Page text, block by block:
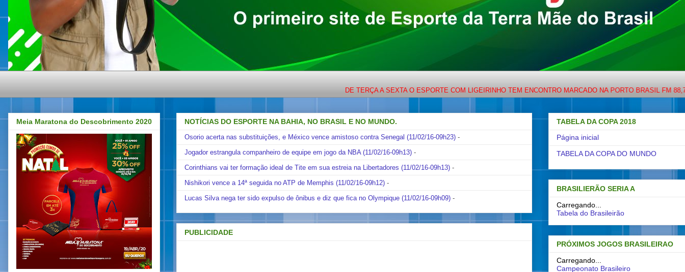
DE TERÇA A SEXTA O ESPORTE COM LIGEIRINHO TEM ENCONTRO MARCADO NA PORTO BRASIL FM 88,7 OU NO
NOTÍCIAS DO ESPORTE NA BAHIA, NO BRASIL E NO MUNDO.
Osorio acerta nas substituições, e México vence amistoso contra Senegal (11/02/16-09h23) -
Jogador estrangula companheiro de equipe em jogo da NBA (11/02/16-09h13) -
Corinthians vai ter formação ideal de Tite em sua estreia na Libertadores (11/02/16-09h13) -
Nishikori vence a 14ª seguida no ATP de Memphis (11/02/16-09h12) -
Lucas Silva nega ter sido expulso de ônibus e diz que fica no Olympique (11/02/16-09h09) -
PUBLICIDADE
Meia Maratona do Descobrimento 2020
TABELA DA COPA 2018
Página inicial
TABELA DA COPA DO MUNDO
BRASILIERÃO SERIA A
Carregando...
Tabela do Brasileirão
PRÓXIMOS JOGOS BRASILEIRAO
Carregando...
Campeonato Brasileiro